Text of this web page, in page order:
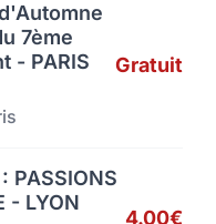
7ème
- PARIS
Gratuit
PASSIONS
- LYON
4.00€